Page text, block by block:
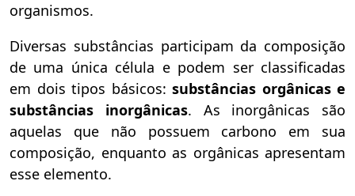
organismos.
Diversas substâncias participam da composição
de uma única célula e podem ser classificadas
em dois tipos básicos: substâncias orgânicas e
substâncias inorgânicas. As inorgânicas são
aquelas que não possuem carbono em sua
composição, enquanto as orgânicas apresentam
esse elemento.